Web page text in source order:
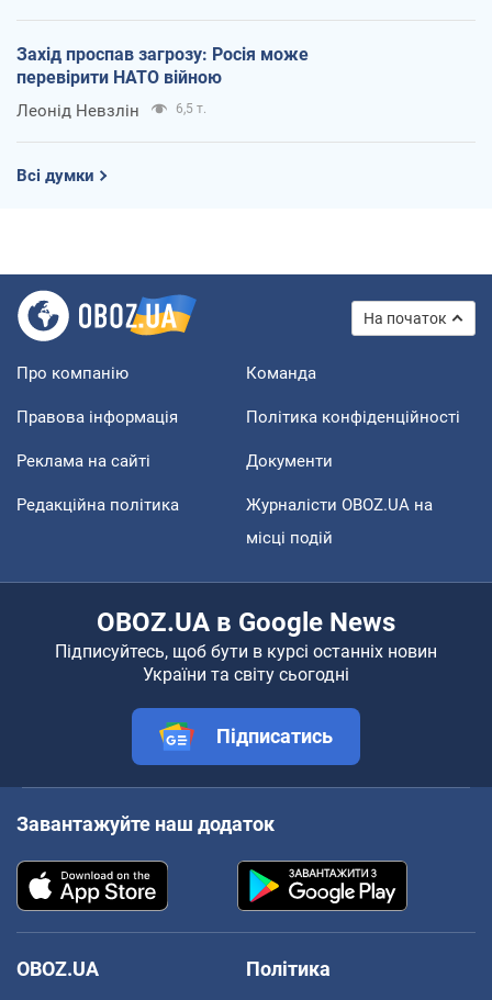
Захід проспав загрозу: Росія може
перевірити НАТО війною
Леонід Невзлін 6,5 т.
Всі думки
На початок
Про компанію Команда
Правова інформація Політика конфіденційності
Реклама на сайті Документи
Редакційна політика
Журналісти OBOZ.UA на
місці подій
OBOZ.UA в Google News
Підписуйтесь, щоб бути в курсі останніх новин
України та світу сьогодні
Підписатись
Завантажуйте наш додаток
OBOZ.UA
Політика